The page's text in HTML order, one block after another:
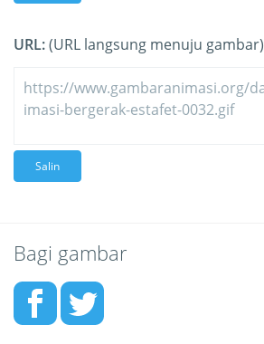
URL:(URL langsung menuju gambar)
Salin
Bagi gambar